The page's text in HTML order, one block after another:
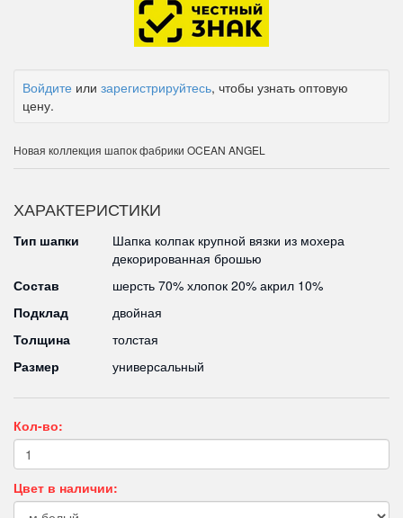
Войдите или зарегистрируйтесь, чтобы узнать оптовую
цену.
Новая коллекция шапок фабрики OCEAN ANGEL
ХАРАКТЕРИСТИКИ
Тип шапки
Шапка колпак крупной вязки из мохера
декорированная брошью
Состав
шерсть 70% хлопок 20% акрил 10%
Подклад
двойная
Толщина
толстая
Размер
универсальный
Кол-во:
Цвет в наличии: